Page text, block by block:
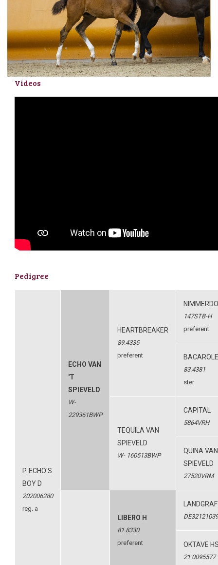
Videos
Pedigree
P. ECHO'S
BOY D
202006280
reg. a
ECHO VAN
'T
SPIEVELD
W-
229361BWP
HEARTBREAKER
89.4335
preferent
147STB-H
preferent
BACAROLE
83.4381
ster
TEQUILA VAN
SPIEVELD
W- 160513BWP
CAPITAL
5864VRH
QUINA VAN
SPIEVELD
27520VRM
LIBERO H
81.8330
preferent
OKTAVE
21 0095577